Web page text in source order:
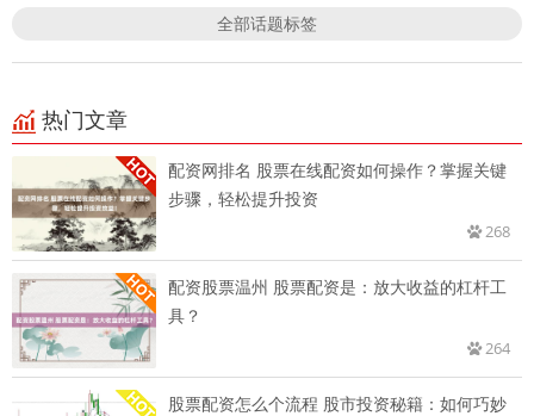
全部话题标签
热门文章
配资网排名 股票在线配资如何操作？掌握关键
步骤，轻松提升投资
268
配资股票温州 股票配资是：放大收益的杠杆工
具？
264
股票配资怎么个流程 股市投资秘籍：如何巧妙